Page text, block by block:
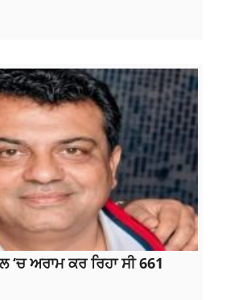
‘ਚ ਅਰਾਮ ਕਰ ਰਿਹਾ ਸੀ 661